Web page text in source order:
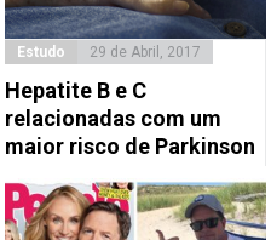
Estudo 29 de Abril, 2017
Hepatite B e C
relacionadas com um
maior risco de Parkinson